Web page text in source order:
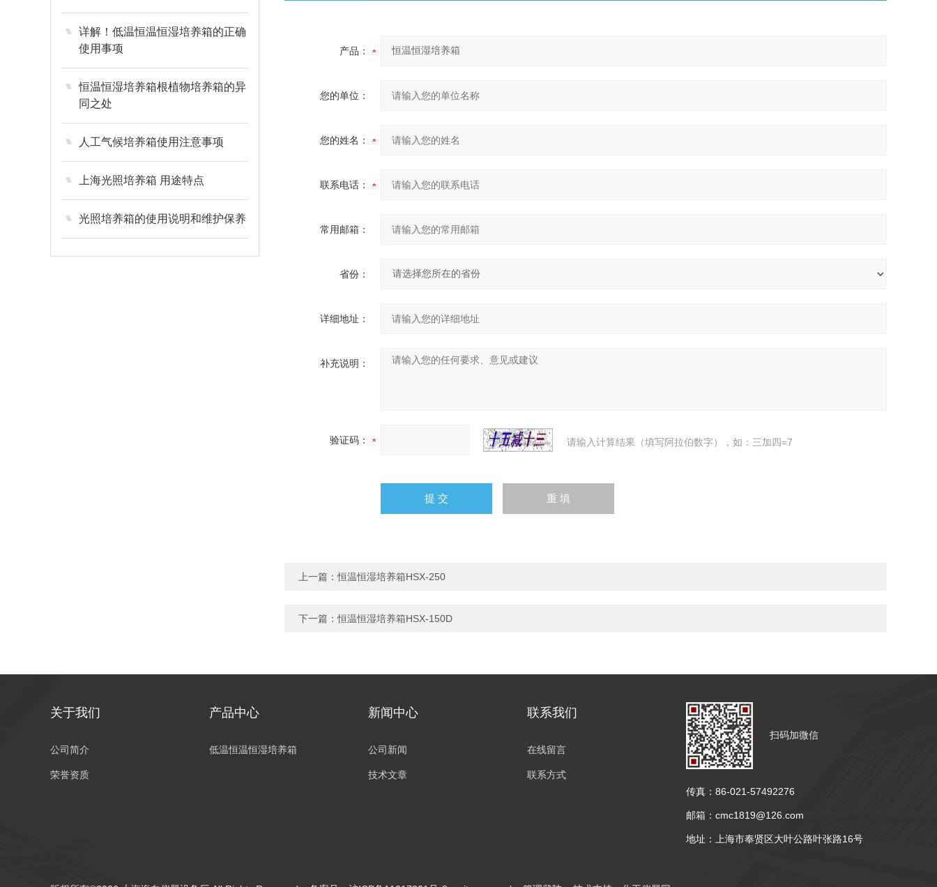
详解！低温恒温恒湿培养箱的正确
使用事项
恒温恒湿培养箱根植物培养箱的异
同之处
人工气候培养箱使用注意事项
上海光照培养箱 用途特点
光照培养箱的使用说明和维护保养
产品：
您的单位：
您的姓名：
联系电话：
常用邮箱：
省份：
详细地址：
补充说明：
验证码： 请输入计算结果（填写阿拉伯数字），如：三加四=7
上一篇：恒温恒湿培养箱HSX-250
下一篇：恒温恒湿培养箱HSX-150D
关于我们
公司简介
荣誉资质
产品中心
低温恒温恒湿培养箱
新闻中心
公司新闻
技术文章
联系我们
在线留言
联系方式
扫码加微信
传真：86-021-57492276
邮箱：cmc1819@126.com
地址：上海市奉贤区大叶公路叶张路16号